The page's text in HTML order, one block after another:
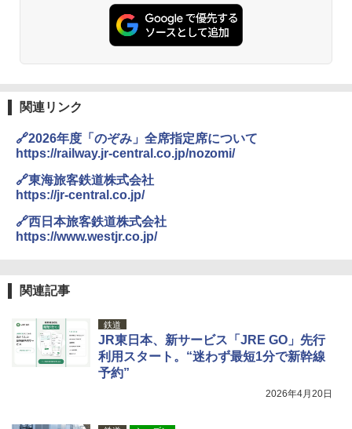
ト プライバシー テント 【中が透けない】 1
人用 折りたたみ 防災グッズ 災害用トイレ ビ
ーチ ピクニック ポップアップテント 携帯 簡
易 トイレテント (ブラック)
テント ワンタッチ RENEW 幅200 2-3人用 43
500002(88859)
￥5,999
[キャンパーズコレクション 山善] 傘みたいに
広げるだけ パッとサッとテント ブラックコ
ーティング フルクローズ メッシュ 3-4人用
[キャンパーズコレクション 山善] 傘みたいに
広げるだけ パッとサッとテント キューブワ
イドプラス ブラックコーティング フルクロ
ーズ メッシュ 5人用 簡単設置 ポップアップ
テント PATCW-200B エクルベージュ
￥2,980
DEWEL パラソル 大型 ビーチ アウトドアパ
￥6,999
熊撃退スプレー 熊よけスプレー 熊スプレー
【日本企業販売】超強力クマ対策スプレー 30
0ml（連続噴射30秒）110ml（連続噴射15
秒）射程5～10m 安全ロック搭載 携帯収納袋
付き ヒグマ・イノシシ対策 自治体・教育機
関の購入実績 登山・キャンプ・アウトドア・
着替えテント トイレテント 透けない【換気
通気窓付き】収納袋付き UVカット 防水 防災
コンパクト iimono117 (ブルー)
関連リンク
🔗2026年度「のぞみ」全席指定席について
https://railway.jr-central.co.jp/nozomi/
🔗東海旅客鉄道株式会社
https://jr-central.co.jp/
🔗西日本旅客鉄道株式会社
https://www.westjr.co.jp/
関連記事
鉄道
JR東日本、新サービス「JRE GO」先行
利用スタート。“迷わず最短1分で新幹線
予約”
2026年4月20日